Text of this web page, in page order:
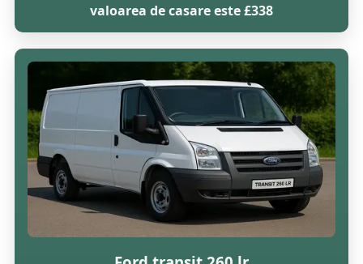
valoarea de casare este £338